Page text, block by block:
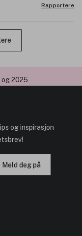
Rapportere
2025
og inspirasjon
Meld deg på